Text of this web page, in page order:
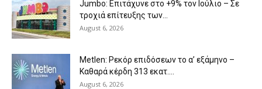
Jumbo: Επιτάχυνε στο +9% τον Ιούλιο – Σε
τροχιά επίτευξης των...
August 6, 2026
Metlen: Ρεκόρ επιδόσεων το α’ εξάμηνο –
Kαθαρά κέρδη 313 εκατ....
August 6, 2026